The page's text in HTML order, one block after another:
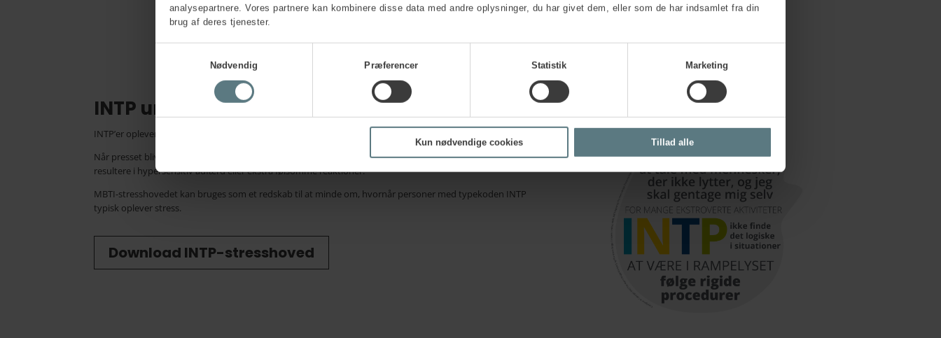
analysepartnere. Vores partnere kan kombinere disse data med andre oplysninger, du har givet dem, eller som de har indsamlet fra din
brug af deres tjenester.
Nødvendig
Præferencer Statistik Marketing
Kun nødvendige cookies Tillad alle
INTP under pres
INTP’er oplever typisk stress i situationer, som illustreret i MBTI®-stresshovedet vist til højre.
Når presset bliver stort, kan INTP føle sig fremmedgjort og følelsesmæssigt overbelastet, og det kan
resultere i hypersensitiv adfærd eller ekstra følsomme reaktioner.
MBTI-stresshovedet kan bruges som et redskab til at minde om, hvornår personer med typekoden INTP
typisk oplever stress.
Download INTP-stresshoved